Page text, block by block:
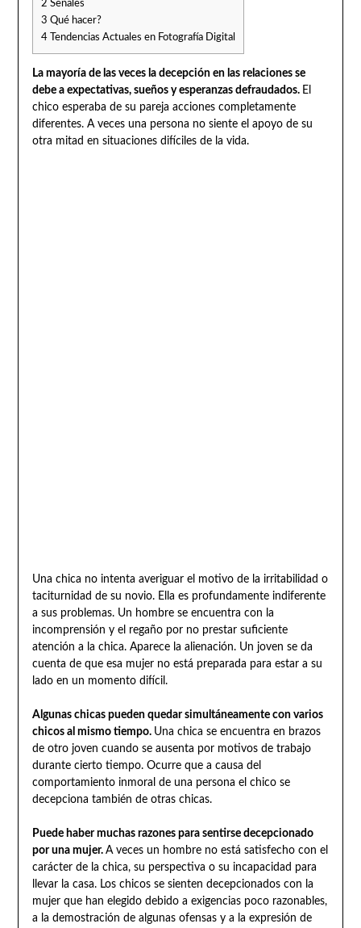
2 Señales
3 Qué hacer?
4Tendencias Actuales en Fotografía Digital
La mayoría de las veces la decepción en las relaciones se
debe a expectativas, sueños y esperanzas defraudados. El
chico esperaba de su pareja acciones completamente
diferentes. A veces una persona no siente el apoyo de su
otra mitad en situaciones difíciles de la vida.
Una chica no intenta averiguar el motivo de la irritabilidad o
taciturnidad de su novio. Ella es profundamente indiferente
a sus problemas. Un hombre se encuentra con la
incomprensión y el regaño por no prestar suficiente
atención a la chica. Aparece la alienación. Un joven se da
cuenta de que esa mujer no está preparada para estar a su
lado en un momento difícil.
Algunas chicas pueden quedar simultáneamente con varios
chicos al mismo tiempo. Una chica se encuentra en brazos
de otro joven cuando se ausenta por motivos de trabajo
durante cierto tiempo. Ocurre que a causa del
comportamiento inmoral de una persona el chico se
decepciona también de otras chicas.
Puede haber muchas razones para sentirse decepcionado
por una mujer. A veces un hombre no está satisfecho con el
carácter de la chica, su perspectiva o su incapacidad para
llevar la casa. Los chicos se sienten decepcionados con la
mujer que han elegido debido a exigencias poco razonables,
a la demostración de algunas ofensas y a la expresión de